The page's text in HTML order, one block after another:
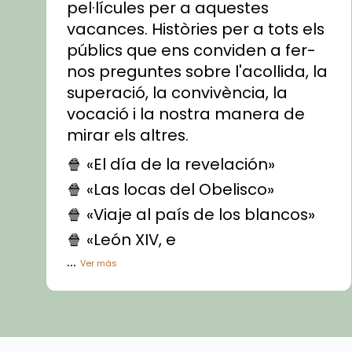
pel·lícules per a aquestes
vacances. Històries per a tots els
públics que ens conviden a fer-
nos preguntes sobre l'acollida, la
superació, la convivència, la
vocació i la nostra manera de
mirar els altres.
🍿 «El día de la revelación»
🍿 «Las locas del Obelisco»
🍿 «Viaje al país de los blancos»
🍿 «León XIV, e
...Ver más
Vídeo